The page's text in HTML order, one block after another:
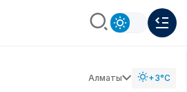
Алматы +3°C